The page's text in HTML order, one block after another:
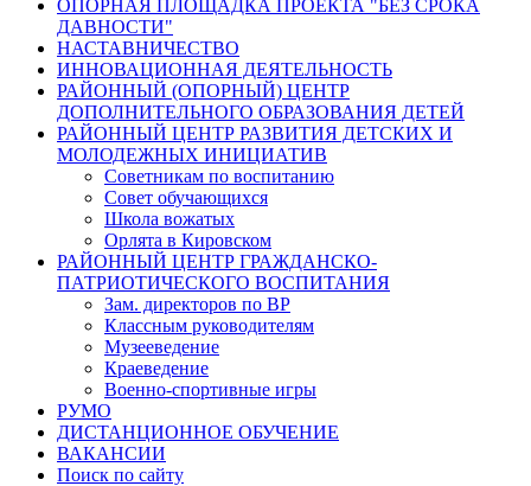
ОПОРНАЯ ПЛОЩАДКА ПРОЕКТА "БЕЗ СРОКА
ДАВНОСТИ"
НАСТАВНИЧЕСТВО
ИННОВАЦИОННАЯ ДЕЯТЕЛЬНОСТЬ
РАЙОННЫЙ (ОПОРНЫЙ) ЦЕНТР
ДОПОЛНИТЕЛЬНОГО ОБРАЗОВАНИЯ ДЕТЕЙ
РАЙОННЫЙ ЦЕНТР РАЗВИТИЯ ДЕТСКИХ И
МОЛОДЕЖНЫХ ИНИЦИАТИВ
Советникам по воспитанию
Совет обучающихся
Школа вожатых
Орлята в Кировском
РАЙОННЫЙ ЦЕНТР ГРАЖДАНСКО-
ПАТРИОТИЧЕСКОГО ВОСПИТАНИЯ
Зам. директоров по ВР
Классным руководителям
Музееведение
Краеведение
Военно-спортивные игры
РУМО
ДИСТАНЦИОННОЕ ОБУЧЕНИЕ
ВАКАНСИИ
Поиск по сайту